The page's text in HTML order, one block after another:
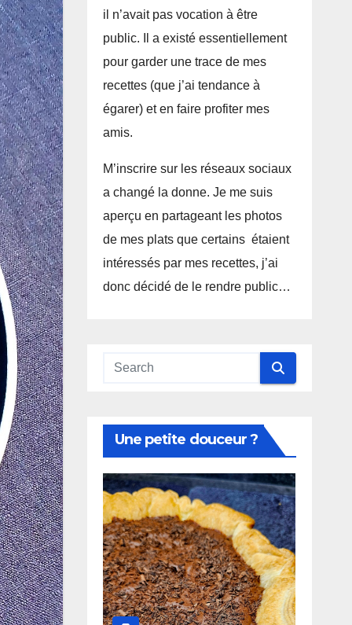
il n’avait pas vocation à être
public. Il a existé essentiellement
pour garder une trace de mes
recettes (que j’ai tendance à
égarer) et en faire profiter mes
amis.
M’inscrire sur les réseaux sociaux
a changé la donne. Je me suis
aperçu en partageant les photos
de mes plats que certains étaient
intéressés par mes recettes, j’ai
donc décidé de le rendre public…
Une petite douceur ?